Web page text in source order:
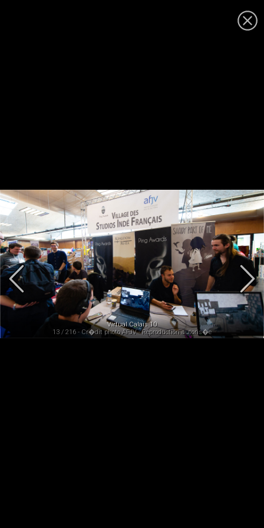
Virtual Calais 10
13 / 216 - Cr�dit photo AFJV - Reproduction autoris�e